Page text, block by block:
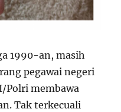
1990-an, masih
pegawai negeri
Polri membawa
Tak terkecuali